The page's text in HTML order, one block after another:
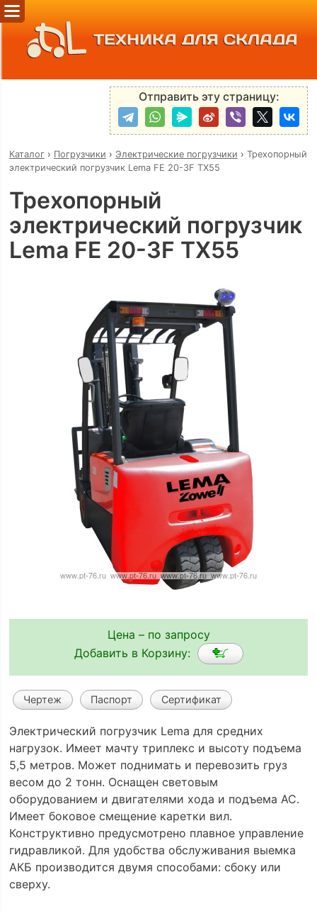
ТЕХНИКА ДЛЯ СКЛАДА
Отправить эту страницу:
Каталог› Погрузчики › Электрические погрузчики › Трехопорный
электрический погрузчик Lema FE 20-3F TX55
Трехопорный
электрический погрузчик
Lema FE 20-3F TX55
Цена – по запросу
Добавить в Корзину:
Чертеж Паспорт Сертификат
Электрический погрузчик Lema для средних
нагрузок. Имеет мачту триплекс и высоту подъема
5,5 метров. Может поднимать и перевозить груз
весом до 2 тонн. Оснащен световым
оборудованием и двигателями хода и подъема АС.
Имеет боковое смещение каретки вил.
Конструктивно предусмотрено плавное управление
гидравликой. Для удобства обслуживания выемка
АКБ производится двумя способами: сбоку или
сверху.